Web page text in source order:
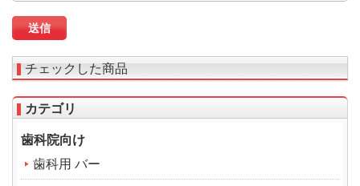
チェックした商品
カテゴリ
歯科院向け
歯科用 バー